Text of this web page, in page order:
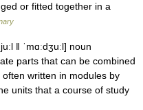
or fitted together in a
ǁ ˈmɑːdʒuːl] noun
parts that can be combined
written in modules by
units that a course of study